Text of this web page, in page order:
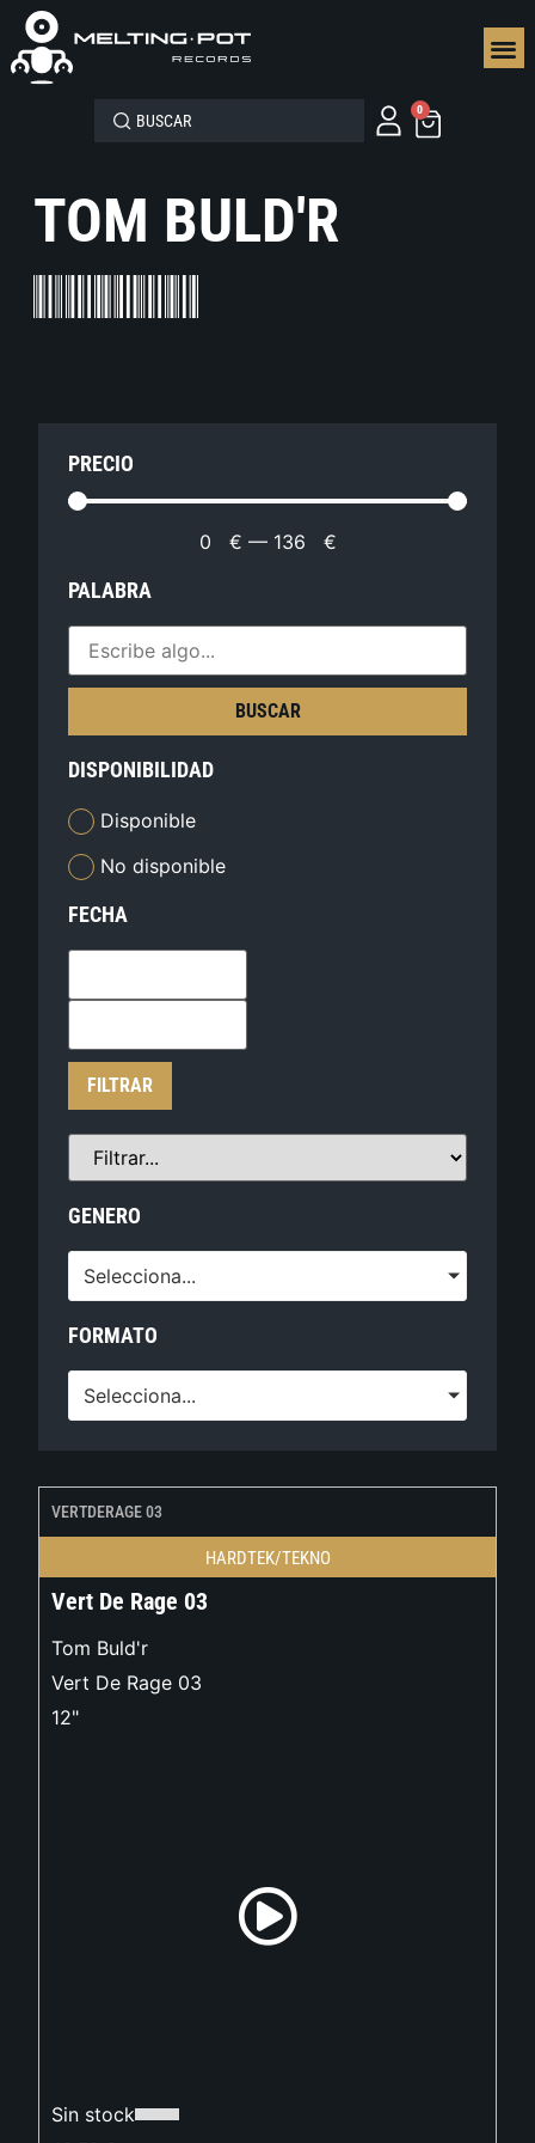
0
TOM BULD'R
PRECIO
0 € — 136 €
PALABRA
BUSCAR
DISPONIBILIDAD
Disponible
No disponible
FECHA
FILTRAR
GENERO
Selecciona...
FORMATO
Selecciona...
VERTDERAGE 03
HARDTEK/TEKNO
Vert De Rage 03
Tom Buld'r
Vert De Rage 03
12"
Sin stock